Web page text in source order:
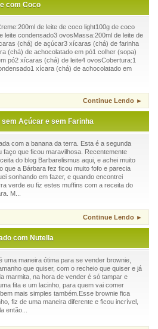
com Coco
de leite de coco light100g de coco
leite condensado3 ovosMassa:200ml de leite de
(chá) de açúcar3 xícaras (chá) de farinha
(chá) de achocolatado em pó1 colher (sopa)
pó2 xícaras (chá) de leite4 ovosCobertura:1
xícara (chá) de achocolatado em
Continue Lendo ►
sem Açúcar e sem Farinha
com a banana da terra. Esta é a segunda
faço que ficou maravilhosa. Recentemente
do blog Barbarelismus aqui, e achei muito
que a Bárbara fez ficou muito fofo e parecia
sonhando em fazer, e quando encontrei
verde eu fiz estes muffins com a receita do
M...
Continue Lendo ►
com Nutella
uma maneira ótima para se vender brownie,
que quiser, com o recheio que quiser e já
marmita, na hora de vender é só tampar e
fita e um lacinho, para quem vai comer
mais simples também.Esse brownie fica
fiz de uma maneira diferente e ficou incrível,
então...